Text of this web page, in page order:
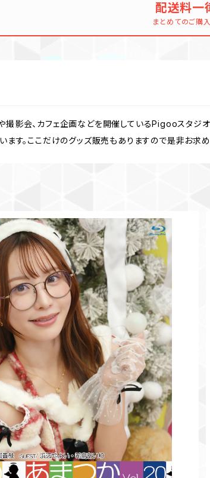
配送料一
まとめてのご購
影会、カフェ企画などを開催しているPigooスタジ
ます。ここだけのグッズ販売もありますので是非お
BD】今日のあまつかVol.20
¥3,500